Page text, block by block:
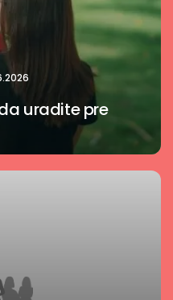
uradite pre